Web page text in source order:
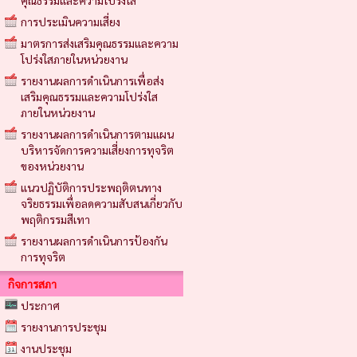
การประเมินความเสี่ยง
มาตรการส่งเสริมคุณธรรมและความ
โปร่งใสภายในหน่วยงาน
รายงานผลการดำเนินการเพื่อส่ง
เสริมคุณธรรมและความโปร่งใส
ภายในหน่วยงาน
รายงานผลการดำเนินการตามแผน
บริหารจัดการความเสี่ยงการทุจริต
ของหน่วยงาน
แนวปฏิบัติการประพฤติตนทาง
จริยธรรมเพื่อลดความสับสนเกี่ยวกับ
พฤติกรรมสีเทา
รายงานผลการดำเนินการป้องกัน
การทุจริต
กิจการสภา
ประกาศ
รายงานการประชุม
งานประชุม